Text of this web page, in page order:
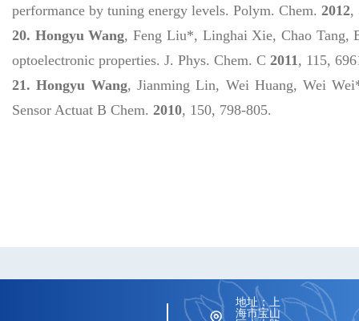
performance by tuning energy levels. Polym. Chem. 2012,
20. Hongyu Wang, Feng Liu*, Linghai Xie, Chao Tang,
optoelectronic properties. J. Phys. Chem. C 2011 , 115,
21.Hongyu Wang, Jianming Lin, Wei Huang, Wei Wei
Sensor Actuat B Chem. 2010, 150, 798-805.
地址：上
海市宝山